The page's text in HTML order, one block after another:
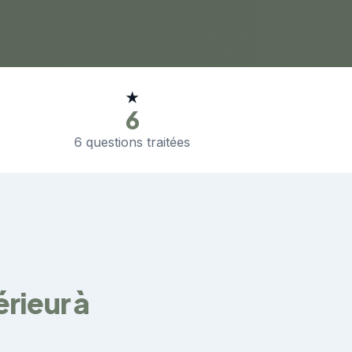
★
6
6 questions traitées
à